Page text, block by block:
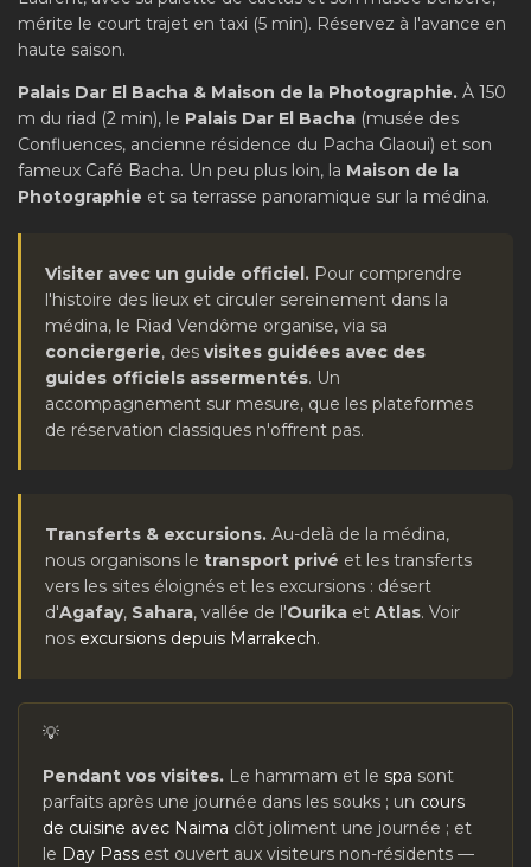
mérite le court trajet en taxi (5 min). Réservez à l'avance en
haute saison.
Palais Dar El Bacha & Maison de la Photographie. À 150
m du riad (2 min), le Palais Dar El Bacha (musée des
Confluences, ancienne résidence du Pacha Glaoui) et son
fameux Café Bacha. Un peu plus loin, la Maison de la
Photographie et sa terrasse panoramique sur la médina.
Visiter avec un guide officiel. Pour comprendre
l'histoire des lieux et circuler sereinement dans la
médina, le Riad Vendôme organise, via sa
conciergerie, des visites guidées avec des
guides officiels assermentés. Un
accompagnement sur mesure, que les plateformes
de réservation classiques n'offrent pas.
Transferts & excursions. Au-delà de la médina,
nous organisons le transport privé et les transferts
vers les sites éloignés et les excursions : désert
d'Agafay, Sahara, vallée de l'Ourika et Atlas. Voir
nos excursions depuis Marrakech.
Pendant vos visites. Le hammam et le spa sont
parfaits après une journée dans les souks ; un cours
de cuisine avec Naima clôt joliment une journée ; et
le Day Pass est ouvert aux visiteurs non-résidents —